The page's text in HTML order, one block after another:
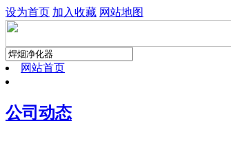
设为首页 加入收藏 网站地图
网站首页
公司动态